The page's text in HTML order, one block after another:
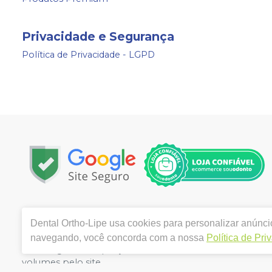
Privacidade e Segurança
Política de Privacidade - LGPD
3280 VILA MARIANA - SAO PAULO / SP - CEP 04102-
Alves Gabriele. CRO/SP nº 154.489 | Política de
de divergência de preços no site, o valor válido é o do
volumes pelo site.
Dental Ortho-Lipe usa cookies para personalizar
navegando, você concorda com a nossa Política de